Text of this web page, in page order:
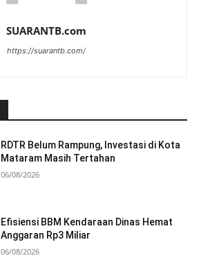
SUARANTB.com
https://suarantb.com/
RDTR Belum Rampung, Investasi di Kota
Mataram Masih Tertahan
06/08/2026
Efisiensi BBM Kendaraan Dinas Hemat
Anggaran Rp3 Miliar
06/08/2026